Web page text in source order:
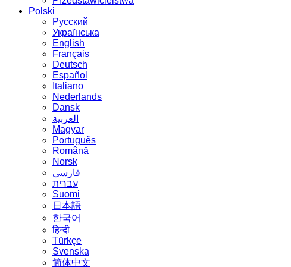
Polski
Русский
Українська
English
Français
Deutsch
Español
Italiano
Nederlands
Dansk
العربية
Magyar
Português
Română
Norsk
فارسی
עברית
Suomi
日本語
한국어
हिन्दी
Türkçe
Svenska
简体中文